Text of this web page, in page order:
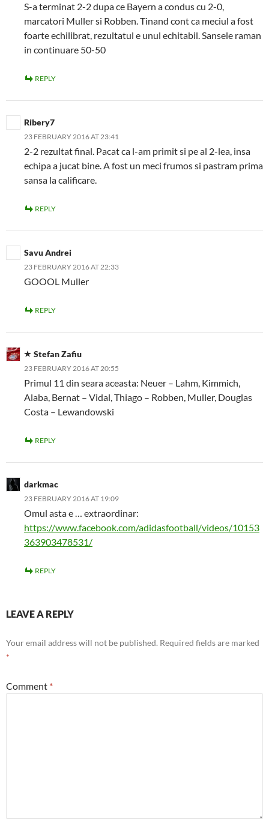
S-a terminat 2-2 dupa ce Bayern a condus cu 2-0,
marcatori Muller si Robben. Tinand cont ca meciul a fost
foarte echilibrat, rezultatul e unul echitabil. Sansele raman
in continuare 50-50
REPLY
Ribery7
23 FEBRUARY 2016 AT 23:41
2-2 rezultat final. Pacat ca l-am primit si pe al 2-lea, insa
echipa a jucat bine. A fost un meci frumos si pastram prima
sansa la calificare.
REPLY
Savu Andrei
23 FEBRUARY 2016 AT 22:33
GOOOL Muller
REPLY
Stefan Zafiu
23 FEBRUARY 2016 AT 20:55
Primul 11 din seara aceasta: Neuer – Lahm, Kimmich,
Alaba, Bernat – Vidal, Thiago – Robben, Muller, Douglas
Costa – Lewandowski
REPLY
darkmac
23 FEBRUARY 2016 AT 19:09
Omul asta e … extraordinar:
https://www.facebook.com/adidasfootball/videos/10153
363903478531/
REPLY
LEAVE A REPLY
Your email address will not be published. Required fields are marked
*
Comment *